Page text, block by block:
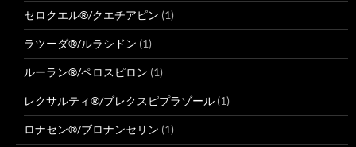
セロクエル®/クエチアピン (1)
ラツーダ®/ルラシドン (1)
ルーラン®/ペロスピロン (1)
レクサルティ®/ブレクスピプラゾール (1)
ロナセン®/ブロナンセリン (1)